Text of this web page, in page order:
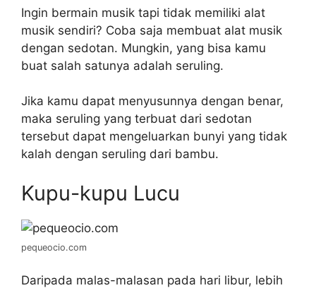
Ingin bermain musik tapi tidak memiliki alat
musik sendiri? Coba saja membuat alat musik
dengan sedotan. Mungkin, yang bisa kamu
buat salah satunya adalah seruling.
Jika kamu dapat menyusunnya dengan benar,
maka seruling yang terbuat dari sedotan
tersebut dapat mengeluarkan bunyi yang tidak
kalah dengan seruling dari bambu.
Kupu-kupu Lucu
pequeocio.com
Daripada malas-malasan pada hari libur, lebih